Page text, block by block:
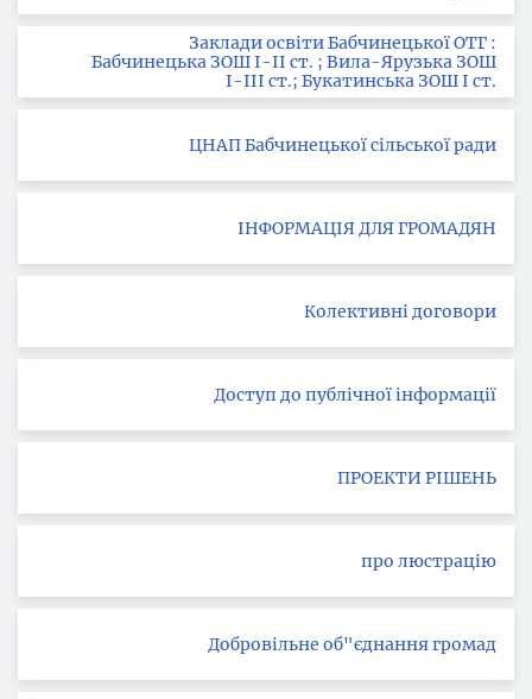
Заклади освіти Бабчинецької ОТГ :
Бабчинецька ЗОШ І-ІІ ст. ; Вила-Ярузька ЗОШ
І-ІІІ ст.; Букатинська ЗОШ І ст.
ЦНАП Бабчинецької сільської ради
ІНФОРМАЦІЯ ДЛЯ ГРОМАДЯН
Колективні договори
Доступ до публічної інформації
ПРОЕКТИ РІШЕНЬ
про люстрацію
Добровільне об"єднання громад